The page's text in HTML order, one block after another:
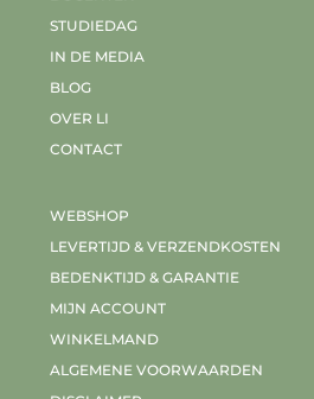
STUDIEDAG
IN DE MEDIA
BLOG
OVER LI
CONTACT
WEBSHOP
LEVERTIJD & VERZENDKOSTEN
BEDENKTIJD & GARANTIE
MIJN ACCOUNT
WINKELMAND
ALGEMENE VOORWAARDEN